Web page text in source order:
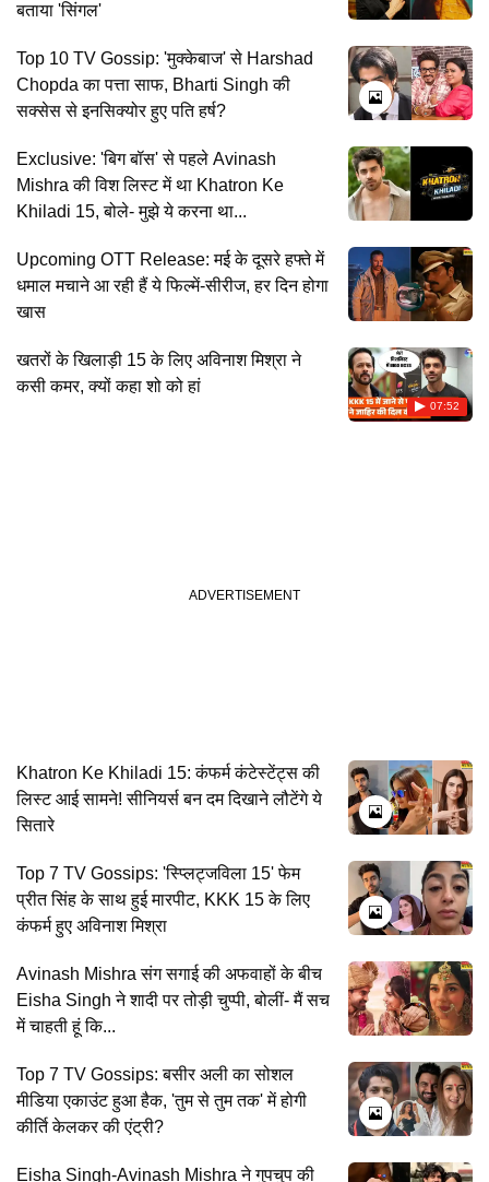
बताया 'सिंगल'
Top 10 TV Gossip: 'मुक्केबाज' से Harshad
Chopda का पत्ता साफ, Bharti Singh की
सक्सेस से इनसिक्योर हुए पति हर्ष?
Exclusive: 'बिग बॉस' से पहले Avinash
Mishra की विश लिस्ट में था Khatron Ke
Khiladi 15, बोले- मुझे ये करना था...
Upcoming OTT Release: मई के दूसरे हफ्ते में
धमाल मचाने आ रही हैं ये फिल्में-सीरीज, हर दिन होगा
खास
07:52
खतरों के खिलाड़ी 15 के लिए अविनाश मिश्रा ने
कसी कमर, क्यों कहा शो को हां
Khatron Ke Khiladi 15: कंफर्म कंटेस्टेंट्स की
लिस्ट आई सामने! सीनियर्स बन दम दिखाने लौटेंगे ये
सितारे
Top 7 TV Gossips: 'स्प्लिट्जविला 15' फेम
प्रीत सिंह के साथ हुई मारपीट, KKK 15 के लिए
कंफर्म हुए अविनाश मिश्रा
Avinash Mishra संग सगाई की अफवाहों के बीच
Eisha Singh ने शादी पर तोड़ी चुप्पी, बोलीं- मैं सच
में चाहती हूं कि...
Top 7 TV Gossips: बसीर अली का सोशल
मीडिया एकाउंट हुआ हैक, 'तुम से तुम तक' में होगी
कीर्ति केलकर की एंट्री?
Eisha Singh-Avinash Mishra ने गुपचुप की